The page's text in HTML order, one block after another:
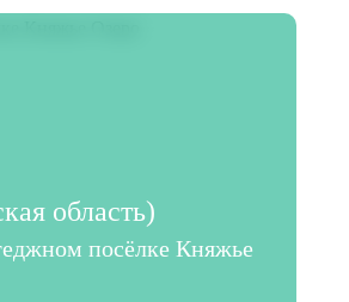
область)
посёлке Княжье